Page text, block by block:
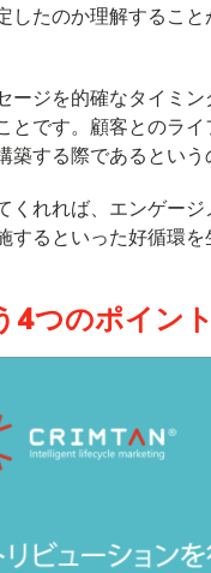
たのか理解するこ
ジを的確なタイミ
です。顧客とのラ
する際であるという
れれば、エンゲー
るといった好循環
4つのポイント